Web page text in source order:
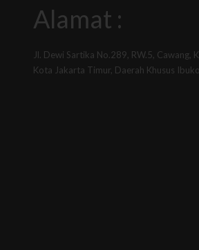
Alamat :
Jl. Dewi Sartika No.289, RW.5, Cawang,
Kota Jakarta Timur, Daerah Khusus